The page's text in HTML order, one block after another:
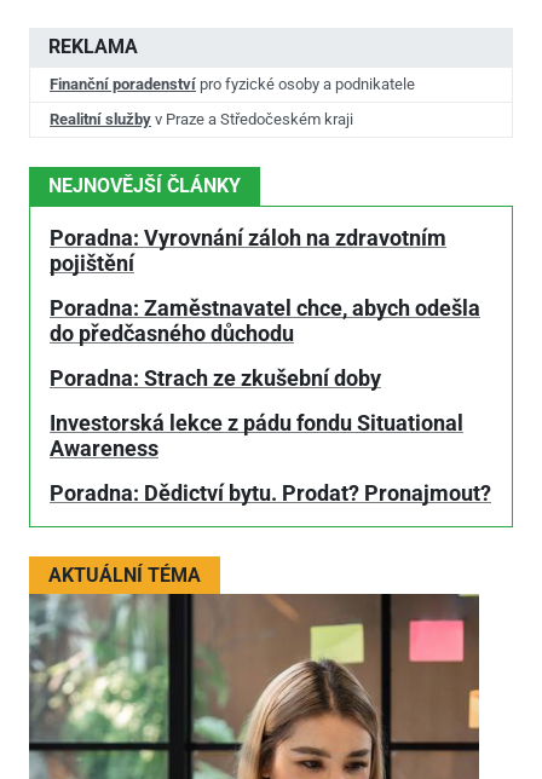
REKLAMA
Finanční poradenství pro fyzické osoby a podnikatele
Realitní služby v Praze a Středočeském kraji
NEJNOVĚJŠÍ ČLÁNKY
Poradna: Vyrovnání záloh na zdravotním
pojištění
Poradna: Zaměstnavatel chce, abych odešla
do předčasného důchodu
Poradna: Strach ze zkušební doby
Investorská lekce z pádu fondu Situational
Awareness
Poradna: Dědictví bytu. Prodat? Pronajmout?
AKTUÁLNÍ TÉMA